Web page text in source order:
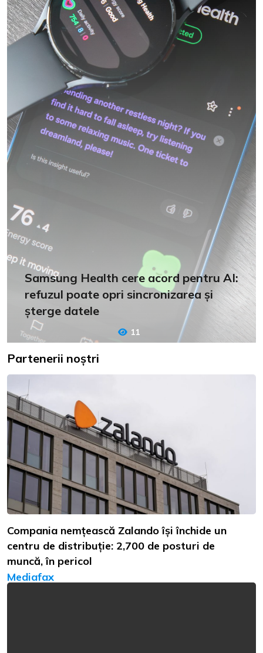
Samsung Health cere acord pentru AI:
refuzul poate opri sincronizarea și
șterge datele
11
Partenerii noștri
Compania nemțească Zalando își închide un
centru de distribuție: 2,700 de posturi de
muncă, în pericol
Mediafax